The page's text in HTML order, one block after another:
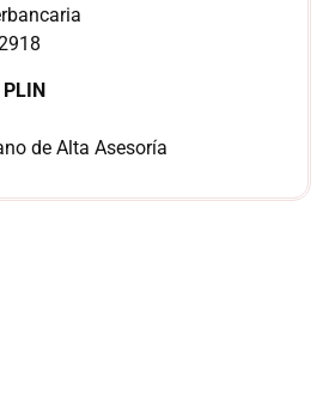
PLIN
de Alta Asesoría